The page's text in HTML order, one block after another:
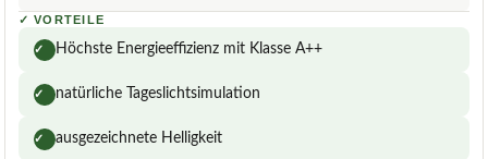
✓ VORTEILE
✓ Höchste Energieeffizienz mit Klasse A++
✓ natürliche Tageslichtsimulation
✓ ausgezeichnete Helligkeit